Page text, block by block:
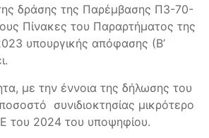
δράσης της Παρέμβασης Π3-70-
Πίνακες του Παραρτήματος της
υπουργικής απόφασης (Β’
με την έννοια της δήλωσης του
συνιδιοκτησίας μικρότερο
του 2024 του υποψηφίου.